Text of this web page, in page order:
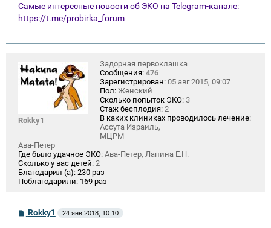
Самые интересные новости об ЭКО на Telegram-канале:
https://t.me/probirka_forum
Rokky1
Задорная первоклашка
Сообщения: 476
Зарегистрирован: 05 авг 2015, 09:07
Пол: Женский
Сколько попыток ЭКО: 3
Стаж бесплодия: 2
В каких клиниках проводилось лечение:
Ассута Израиль,
МЦРМ
Ава-Петер
Где было удачное ЭКО: Ава-Петер, Лапина Е.Н.
Сколько у вас детей: 2
Благодарил (а): 230 раз
Поблагодарили: 169 раз
С
о
Rokky1 24 янв 2018, 10:10